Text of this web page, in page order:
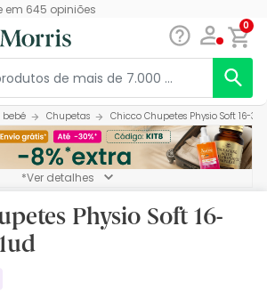
em 645 opiniões
0
bebé Chupetas Chicco Chupetes Physio Soft 16-
*Ver detalhes
Physio Soft 16-